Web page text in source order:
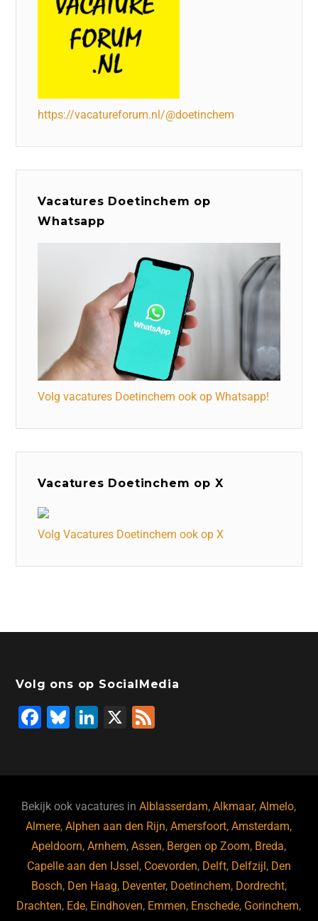
https://vacatureforum.nl/@doetinchem
Vacatures Doetinchem op
Whatsapp
Volg vacatures Doetinchem ook op Whatsapp!
Vacatures Doetinchem op X
Volg Vacatures Doetinchem ook op X
Volg ons op SocialMedia
F
b
o
o
k
Bl
ky
Li
dI
n
X
Bekijk ook vacatures inAlblasserdam,Alkmaar,Almelo,
Almere,Alphen aan den Rijn,Amersfoort,Amsterdam,
Apeldoorn,Arnhem,Assen, Bergen op Zoom, Breda,
Capelle aan den IJssel, Coevorden, Delft, Delfzijl, Den
Bosch, Den Haag, Deventer, Doetinchem, Dordrecht,
Drachten, Ede, Eindhoven, Emmen, Enschede, Gorinchem,